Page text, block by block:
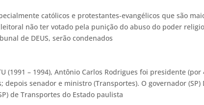
católicos e protestantes-evangélicos que são
não ter votado pela punição do abuso do poder
de DEUS, serão condenados
(1991 – 1994), Antônio Carlos Rodrigues foi presidente (por
depois senador e ministro (Transportes). O governador (SP)
de Transportes do Estado paulista